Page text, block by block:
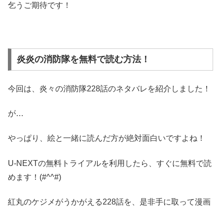
乞うご期待です！
炎炎の消防隊を無料で読む方法！
今回は、炎々の消防隊228話のネタバレを紹介しました！
が…
やっぱり、絵と一緒に読んだ方が絶対面白いですよね！
U-NEXTの無料トライアルを利用したら、すぐに無料で読
めます！(#^^#)
紅丸のケジメがうかがえる228話を、是非手に取って漫画